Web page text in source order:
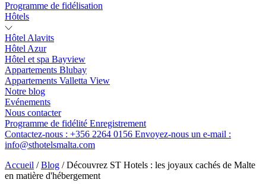
Programme de fidélisation
Hôtels
Hôtel Alavits
Hôtel Azur
Hôtel et spa Bayview
Appartements Blubay
Appartements Valletta View
Notre blog
Evénements
Nous contacter
Programme de fidélité Enregistrement
Contactez-nous : +356 2264 0156 Envoyez-nous un e-mail :
info@sthotelsmalta.com
Accueil /Blog /Découvrez ST Hotels : les joyaux cachés de Malte
en matière d'hébergement